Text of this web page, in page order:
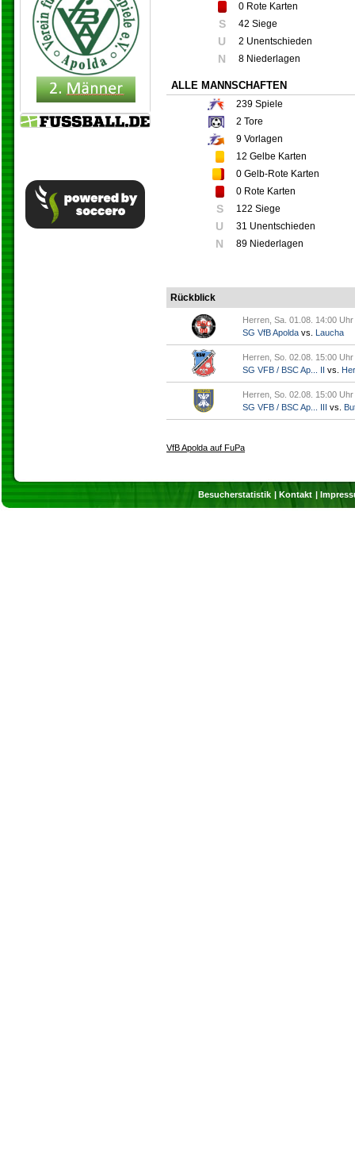
0 Rote Karten
S 42 Siege
U 2 Unentschieden
N 8 Niederlagen
ALLE MANNSCHAFTEN
239 Spiele
2 Tore
9 Vorlagen
12 Gelbe Karten
0 Gelb-Rote Karten
0 Rote Karten
S 122 Siege
U 31 Unentschieden
N 89 Niederlagen
Rückblick
Herren, Sa. 01.08. 14:00 Uhr
SG VfB Apolda vs. Laucha
Herren, So. 02.08. 15:00 Uhr
SG VFB / BSC Ap... II vs.
Herren, So. 02.08. 15:00 Uhr
SG VFB / BSC Ap... III vs.
VfB Apolda auf FuPa
Besucherstatistik Kontakt